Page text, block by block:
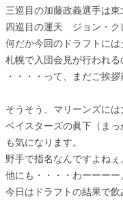
三巡目の加藤政義選手は東
四巡目の運天 ジョン・ク
何だか今回のドラフトには
札幌で入団会見が行われる
・・・・って、まだご挨拶
そうそう、マリーンズには
ベイスターズの眞下（ま
も気になります。
野手で指名なんですよねぇ
他にも・・・・わーーーー
今日はドラフトの結果で飲